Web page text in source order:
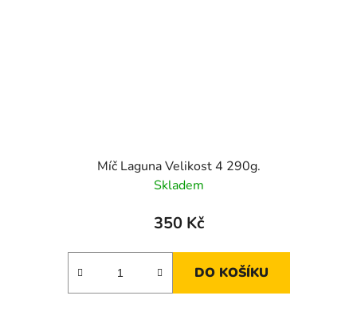
Míč Laguna Velikost 4 290g.
Skladem
350 Kč
DO KOŠÍKU